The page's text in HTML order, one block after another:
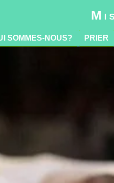
SOMMES-NOUS? PRIER